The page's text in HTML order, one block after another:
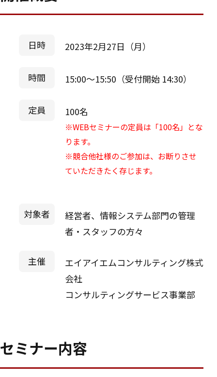
日時 2023年2月27日（月）
時間 15:00～15:50（受付開始 14:30）
定員 100名
※WEBセミナーの定員は「100名」とな
ります。
※競合他社様のご参加は、お断りさせ
ていただきたく存じます。
対象者
経営者、情報システム部門の管理
者・スタッフの方々
主催
エイアイエムコンサルティング株式
会社
コンサルティングサービス事業部
セミナー内容